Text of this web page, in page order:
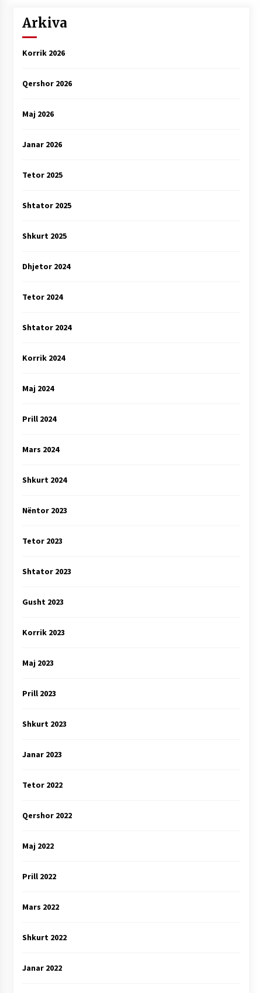
Arkiva
Korrik 2026
Qershor 2026
Maj 2026
Janar 2026
Tetor 2025
Shtator 2025
Shkurt 2025
Dhjetor 2024
Tetor 2024
Shtator 2024
Korrik 2024
Maj 2024
Prill 2024
Mars 2024
Shkurt 2024
Nëntor 2023
Tetor 2023
Shtator 2023
Gusht 2023
Korrik 2023
Maj 2023
Prill 2023
Shkurt 2023
Janar 2023
Tetor 2022
Qershor 2022
Maj 2022
Prill 2022
Mars 2022
Shkurt 2022
Janar 2022